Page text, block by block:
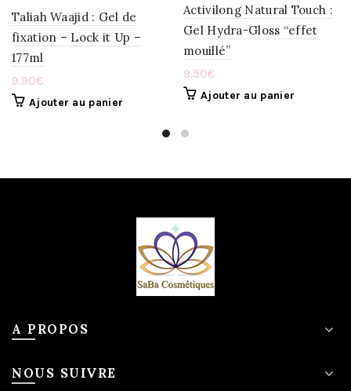
Taliah Waajid : Gel de
fixation – Lock it Up –
177ml
9.90€
Ajouter au panier
Activilong Natural Touch :
Gel Hydra-Gloss “effet
mouillé”
9.50€
Ajouter au panier
A PROPOS
NOUS SUIVRE